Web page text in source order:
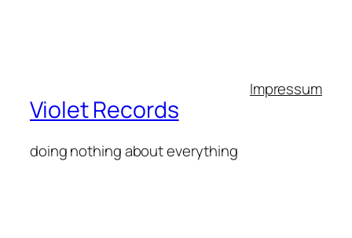
Violet Records
doing nothing about everything
Impressum